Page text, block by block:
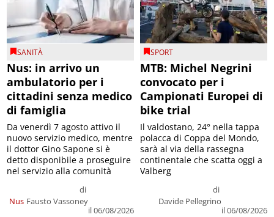
SANITÀ
Nus: in arrivo un
ambulatorio per i
cittadini senza medico
di famiglia
Nus
di
Fausto Vassoney
il 06/08/2026
Da venerdì 7 agosto attivo il
nuovo servizio medico, mentre
il dottor Gino Sapone si è
detto disponibile a proseguire
nel servizio alla comunità
SPORT
MTB: Michel Negrini
convocato per i
Campionati Europei di
bike trial
di
Davide Pellegrino
il 06/08/2026
Il valdostano, 24° nella tappa
polacca di Coppa del Mondo,
sarà al via della rassegna
continentale che scatta oggi a
Valberg